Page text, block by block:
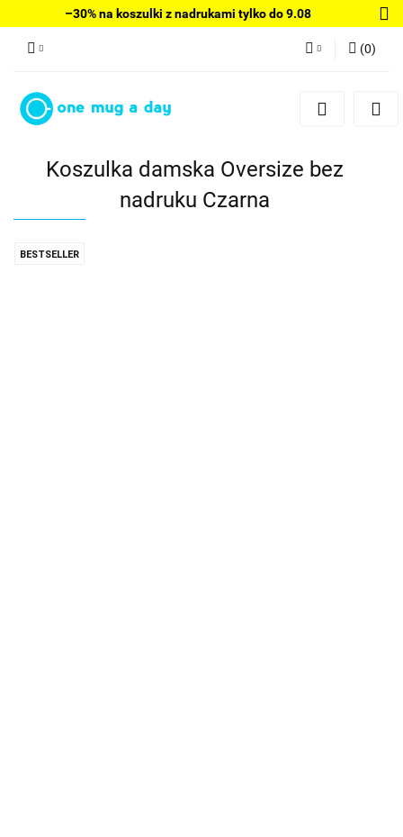
–30% na koszulki z nadrukami tylko do 9.08
(0)
Koszulka damska Oversize bez
nadruku Czarna
BESTSELLER